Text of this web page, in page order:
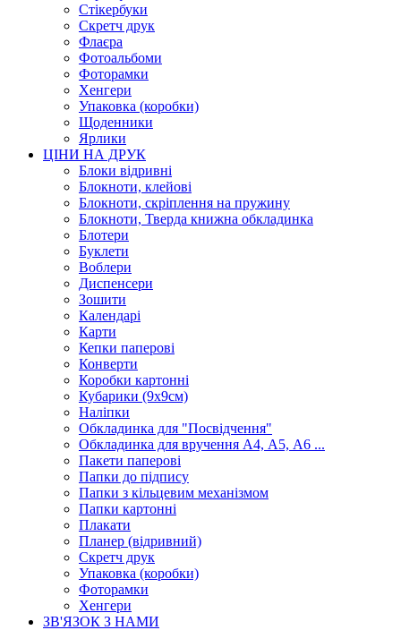
Стікербуки
Скретч друк
Флаєра
Фотоальбоми
Фоторамки
Хенгери
Упаковка (коробки)
Щоденники
Ярлики
ЦІНИ НА ДРУК
Блоки відривні
Блокноти, клейові
Блокноти, скріплення на пружину
Блокноти, Тверда книжна обкладинка
Блотери
Буклети
Воблери
Диспенсери
Зошити
Календарі
Карти
Кепки паперові
Конверти
Коробки картонні
Кубарики (9х9см)
Наліпки
Обкладинка для "Посвідчення"
Обкладинка для вручення А4, А5, А6 ...
Пакети паперові
Папки до підпису
Папки з кільцевим механізмом
Папки картонні
Плакати
Планер (відривний)
Скретч друк
Упаковка (коробки)
Фоторамки
Хенгери
ЗВ'ЯЗОК З НАМИ